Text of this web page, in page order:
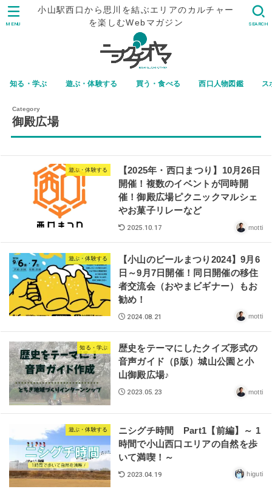
小山駅西口から思川を結ぶエリアのカルチャー
を楽しむWebマガジン
知る・学ぶ 遊ぶ・体験する 買う・食べる 西口人物図鑑 ス
SEARCH
MENU
御殿広場
遊ぶ・体験する
【2025年・西口まつり】10月26日
開催！複数のイベントが同時開
催！御殿広場ピクニックマルシェ
やお菓子リレーなど
2025.10.17 motti
遊ぶ・体験する
【小山のビールまつり2024】9月6
日～9月7日開催！同日開催の移住
者交流会（おやまビギナー）もお
勧め！
2024.08.21 motti
知る・学ぶ
歴史をテーマにしたクイズ形式の
音声ガイド（β版）城山公園と小
山御殿広場♪
2023.05.23 motti
遊ぶ・体験する
ニシグチ時間 Part1【前編】～ 1
時間で小山西口エリアの自然を歩
いて満喫！～
2023.04.19 higuti